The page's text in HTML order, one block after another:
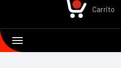
0
Carrito
Toggle
navigation